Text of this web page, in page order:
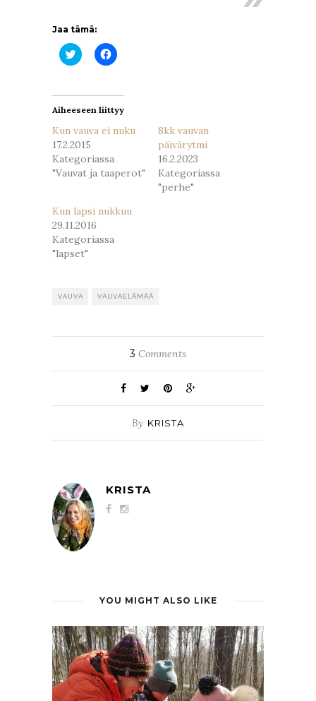
Jaa tämä:
Jaa
Twitterissä(Avautuu
Jaa
Facebookissa(Avautuu
Aiheeseen liittyy
Kun vauva ei nuku
17.2.2015
Kategoriassa
"Vauvat ja taaperot"
8kk vauvan
päivärytmi
16.2.2023
Kategoriassa
"perhe"
Kun lapsi nukkuu
29.11.2016
Kategoriassa
"lapset"
VAUVA VAUVAELÄMÄÄ
3 Comments
By KRISTA
KRISTA
YOU MIGHT ALSO LIKE